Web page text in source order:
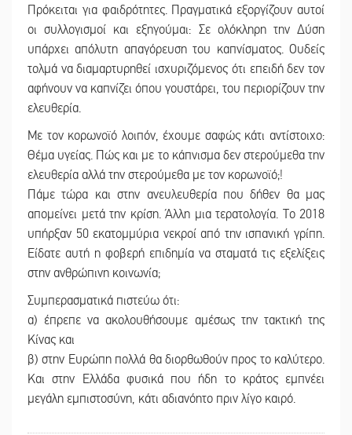
Πρόκειται για φαιδρότητες. Πραγματικά εξοργίζουν αυτοί
οι συλλογισμοί και εξηγούμαι: Σε ολόκληρη την Δύση
υπάρχει απόλυτη απαγόρευση του καπνίσματος. Ουδείς
τολμά να διαμαρτυρηθεί ισχυριζόμενος ότι επειδή δεν τον
αφήνουν να καπνίζει όπου γουστάρει, του περιορίζουν την
ελευθερία.
Με τον κορωνοϊό λοιπόν, έχουμε σαφώς κάτι αντίστοιχο:
Θέμα υγείας. Πώς και με το κάπνισμα δεν στερούμεθα την
ελευθερία αλλά την στερούμεθα με τον κορωνοϊό;!
Πάμε τώρα και στην ανευλευθερία που δήθεν θα μας
απομείνει μετά την κρίση. Άλλη μια τερατολογία. Το 2018
υπήρξαν 50 εκατομμύρια νεκροί από την ισπανική γρίπη.
Είδατε αυτή η φοβερή επιδημία να σταματά τις εξελίξεις
στην ανθρώπινη κοινωνία;
Συμπερασματικά πιστεύω ότι:
α) έπρεπε να ακολουθήσουμε αμέσως την τακτική της
Κίνας και
β) στην Ευρώπη πολλά θα διορθωθούν προς το καλύτερο.
Και στην Ελλάδα φυσικά που ήδη το κράτος εμπνέει
μεγάλη εμπιστοσύνη, κάτι αδιανόητο πριν λίγο καιρό.